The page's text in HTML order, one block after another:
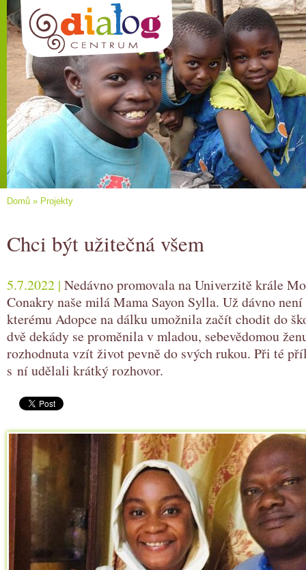
Domů » Projekty
Chci být užitečná všem
5.7.2022 | Nedávno promovala na Univerzitě krále
Conakry naše milá Mama Sayon Sylla. Už dávno
kterému Adopce na dálku umožnila začít chodit do
dvě dekády se proměnila v mladou, sebevědomou
rozhodnuta vzít život pevně do svých rukou. Při té
s ní udělali krátký rozhovor.